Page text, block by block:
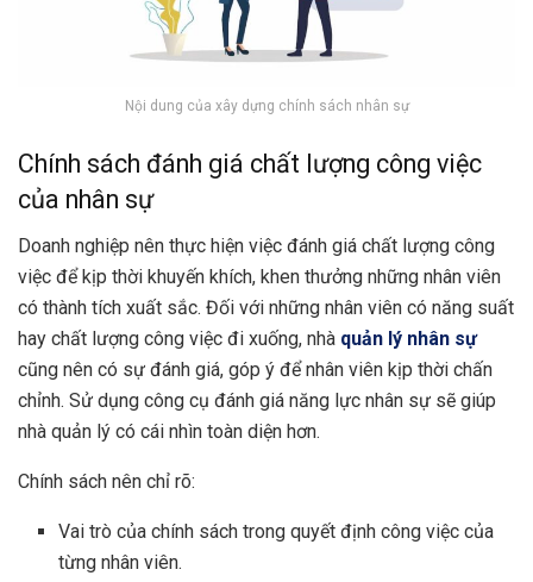
Nội dung của xây dựng chính sách nhân sự
Chính sách đánh giá chất lượng công việc
của nhân sự
Doanh nghiệp nên thực hiện việc đánh giá chất lượng công
việc để kịp thời khuyến khích, khen thưởng những nhân viên
có thành tích xuất sắc. Đối với những nhân viên có năng suất
hay chất lượng công việc đi xuống, nhà quản lý nhân sự
cũng nên có sự đánh giá, góp ý để nhân viên kịp thời chấn
chỉnh. Sử dụng công cụ đánh giá năng lực nhân sự sẽ giúp
nhà quản lý có cái nhìn toàn diện hơn.
Chính sách nên chỉ rõ:
Vai trò của chính sách trong quyết định công việc của
từng nhân viên.